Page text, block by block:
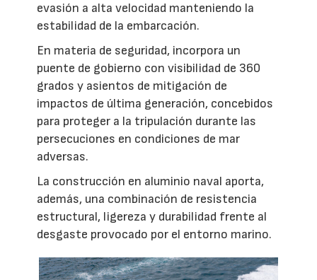
evasión a alta velocidad manteniendo la
estabilidad de la embarcación.
En materia de seguridad, incorpora un
puente de gobierno con visibilidad de 360
grados y asientos de mitigación de
impactos de última generación, concebidos
para proteger a la tripulación durante las
persecuciones en condiciones de mar
adversas.
La construcción en aluminio naval aporta,
además, una combinación de resistencia
estructural, ligereza y durabilidad frente al
desgaste provocado por el entorno marino.